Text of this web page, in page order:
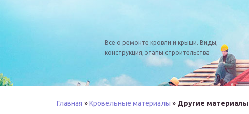
Все о ремонте кровли и крыши. Виды,
конструкция, этапы строительства
Главная »Кровельные материалы » Другие материалы